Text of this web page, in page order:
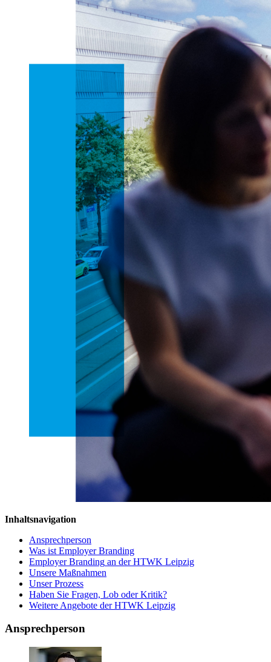
Inhaltsnavigation
Ansprechperson
Was ist Employer Branding
Employer Branding an der HTWK Leipzig
Unsere Maßnahmen
Unser Prozess
Haben Sie Fragen, Lob oder Kritik?
Weitere Angebote der HTWK Leipzig
Ansprechperson